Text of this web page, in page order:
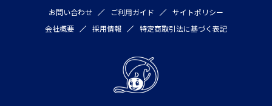
お問い合わせ ご利用ガイド
サイトポリシー
会社概要
採用情報 特定商取引法に基づく表記